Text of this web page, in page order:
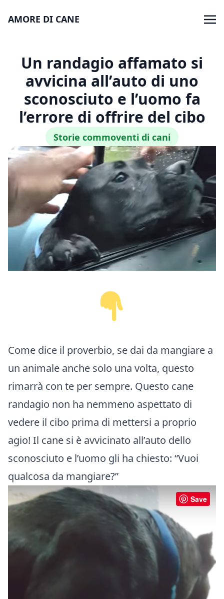
AMORE DI CANE
Un randagio affamato si
avvicina all’auto di uno
sconosciuto e l’uomo fa
l’errore di offrire del cibo
Storie commoventi di cani
Come dice il proverbio, se dai da mangiare a
un animale anche solo una volta, questo
rimarrà con te per sempre. Questo cane
randagio non ha nemmeno aspettato di
vedere il cibo prima di mettersi a proprio
agio! Il cane si è avvicinato all’auto dello
sconosciuto e l’uomo gli ha chiesto: “Vuoi
qualcosa da mangiare?”
Save